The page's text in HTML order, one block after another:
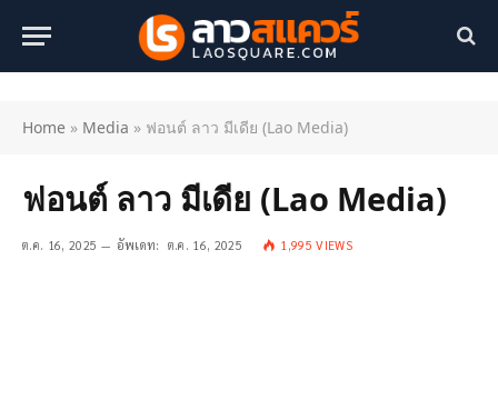
Home » Media » ฟอนต์ ลาว มีเดีย (Lao Media)
ฟอนต์ ลาว มีเดีย (Lao Media)
ต.ค. 16, 2025 อัพเดท: ต.ค. 16, 2025 1,995VIEWS